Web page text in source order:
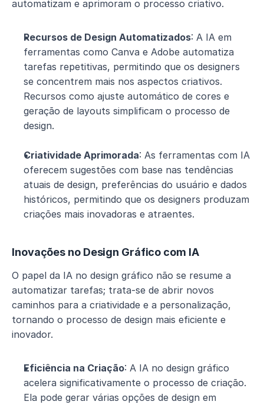
automatizam e aprimoram o processo criativo.
Recursos de Design Automatizados: A IA em
ferramentas como Canva e Adobe automatiza
tarefas repetitivas, permitindo que os designers
se concentrem mais nos aspectos criativos.
Recursos como ajuste automático de cores e
geração de layouts simplificam o processo de
design.
Criatividade Aprimorada: As ferramentas com IA
oferecem sugestões com base nas tendências
atuais de design, preferências do usuário e dados
históricos, permitindo que os designers produzam
criações mais inovadoras e atraentes.
Inovações no Design Gráfico com IA
O papel da IA no design gráfico não se resume a
automatizar tarefas; trata-se de abrir novos
caminhos para a criatividade e a personalização,
tornando o processo de design mais eficiente e
inovador.
Eficiência na Criação: A IA no design gráfico
acelera significativamente o processo de criação.
Ela pode gerar várias opções de design em